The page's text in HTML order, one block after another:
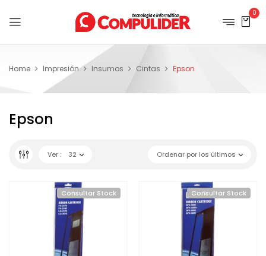
0
Home Impresión Insumos Cintas Epson
Epson
Ordenar por los últimos
Ver : 32
Consultar Stock Consultar Stock